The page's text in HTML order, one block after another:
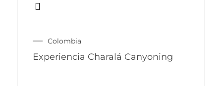
Colombia
Experiencia Charalá Canyoning